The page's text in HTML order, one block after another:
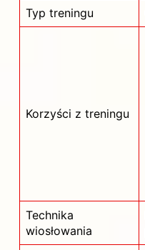
Typ treningu
Korzyści z treningu
Technika
wiosłowania